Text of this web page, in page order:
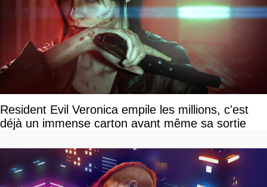
Resident Evil Veronica empile les millions, c'est
déjà un immense carton avant même sa sortie